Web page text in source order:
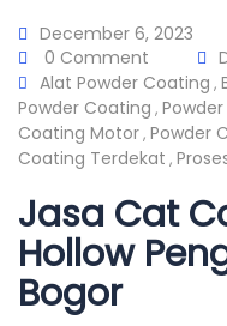
December 6, 2023
0 Comment
Alat Powder Coating ,
Powder Coating ,
Coating Motor, Powder
Coating Terdekat ,
Jasa Cat
Hollow
Bogor